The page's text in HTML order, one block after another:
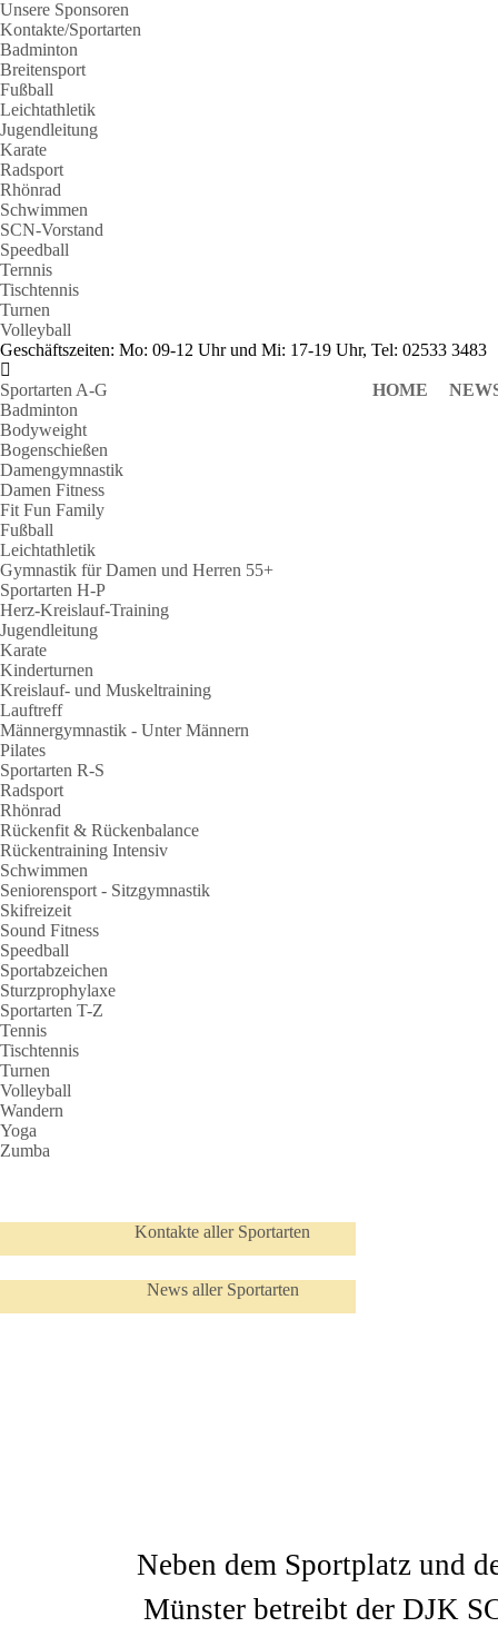
Unsere Sponsoren
Kontakte/Sportarten
Badminton
Breitensport
Fußball
Leichtathletik
Jugendleitung
Karate
Radsport
Rhönrad
Schwimmen
SCN-Vorstand
Speedball
Ternnis
Tischtennis
Turnen
Volleyball
Geschäftszeiten: Mo: 09-12 Uhr und Mi: 17-19 Uhr, Tel: 02533 3483
HOME
Sportarten A-G
Badminton
Bodyweight
Bogenschießen
Damengymnastik
Damen Fitness
Fit Fun Family
Fußball
Leichtathletik
Gymnastik für Damen und Herren 55+
Sportarten H-P
Herz-Kreislauf-Training
Jugendleitung
Karate
Kinderturnen
Kreislauf- und Muskeltraining
Lauftreff
Männergymnastik - Unter Männern
Pilates
Sportarten R-S
Radsport
Rhönrad
Rückenfit & Rückenbalance
Rückentraining Intensiv
Schwimmen
Seniorensport - Sitzgymnastik
Skifreizeit
Sound Fitness
Speedball
Sportabzeichen
Sturzprophylaxe
Sportarten T-Z
Tennis
Tischtennis
Turnen
Volleyball
Wandern
Yoga
Zumba
Kontakte aller Sportarten
News aller Sportarten
Neben dem Sportplatz und
Münster betreibt der DJK